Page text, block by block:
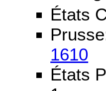
États
1610
États